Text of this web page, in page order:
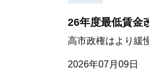
26年度最低賃
高市政権はより緩
2026年07月09日